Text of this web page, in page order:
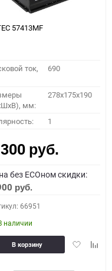
57413MF
ток,
690
мм:
278x175x190
1
руб.
без ECOном скидки:
руб.
66951
наличии
Добавить
В корзину